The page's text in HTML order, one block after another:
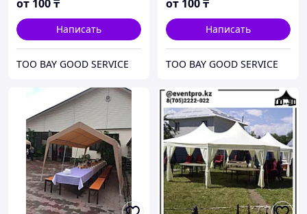
от 100₸
Написать
ТОО BAY GOOD SERVICE
от 100₸
Написать
ТОО BAY GOOD SERVICE